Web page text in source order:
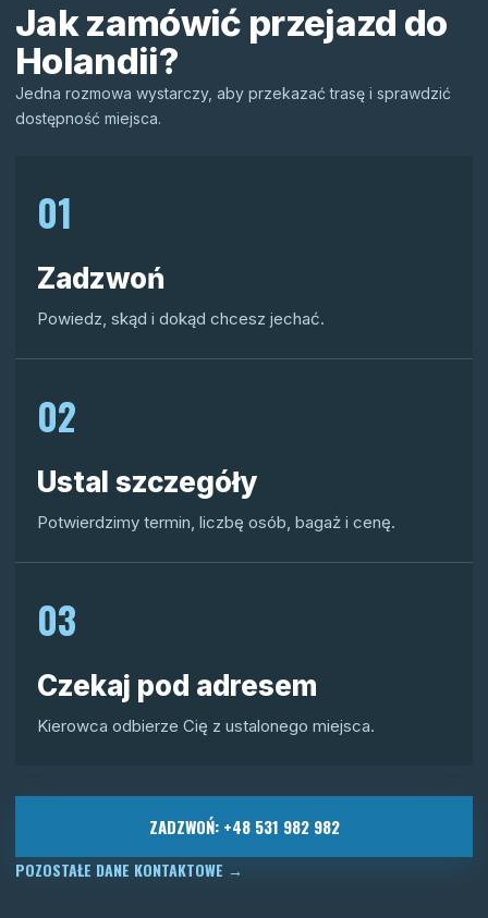
Jak zamówić przejazd do
Holandii?
Jedna rozmowa wystarczy, aby przekazać trasę i sprawdzić
dostępność miejsca.
01
Zadzwoń
Powiedz, skąd i dokąd chcesz jechać.
02
Ustal szczegóły
Potwierdzimy termin, liczbę osób, bagaż i cenę.
03
Czekaj pod adresem
Kierowca odbierze Cię z ustalonego miejsca.
ZADZWOŃ: +48 531 982 982
POZOSTAŁE DANE KONTAKTOWE →